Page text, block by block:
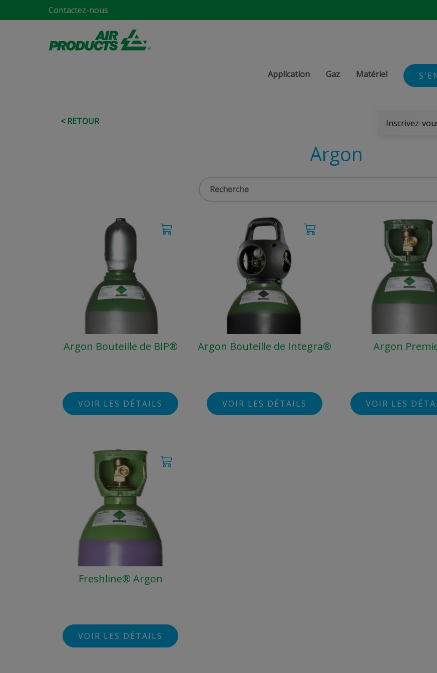
Contactez-nous
Application Gaz Matériel
< RETOUR Inscrivez-
Argon
Argon Bouteille de BIP®
VOIR LES DÉTAILS
Argon Bouteille de Integra®
VOIR LES DÉTAILS
Argon
VOIR LES
Freshline® Argon
VOIR LES DÉTAILS